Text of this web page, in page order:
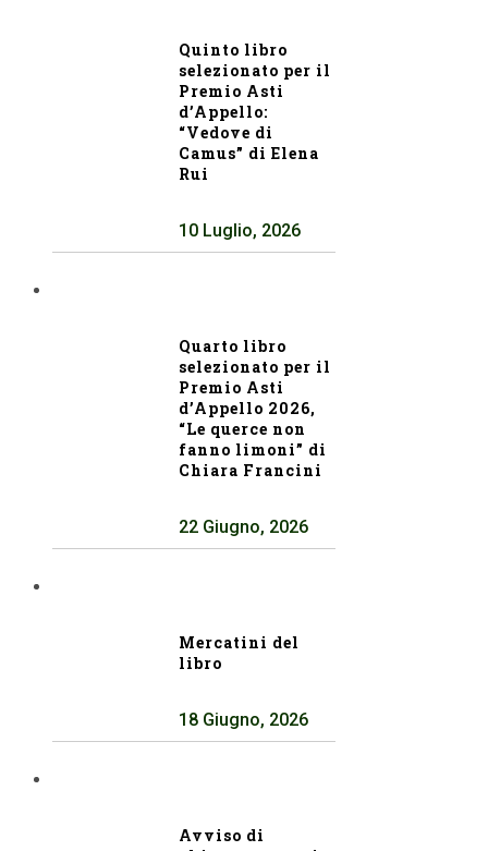
Quinto libro
selezionato per il
Premio Asti
d’Appello:
“Vedove di
Camus” di Elena
Rui
10 Luglio, 2026
Quarto libro
selezionato per il
Premio Asti
d’Appello 2026,
“Le querce non
fanno limoni” di
Chiara Francini
22 Giugno, 2026
Mercatini del
libro
18 Giugno, 2026
Avviso di